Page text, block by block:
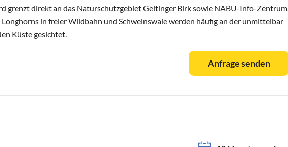
grenzt direkt an das Naturschutzgebiet Geltinger Birk sowie NABU-Info-Zentrum.
in freier Wildbahn und Schweinswale werden häufig an der unmittelbar
Küste gesichtet.
Anfrage senden